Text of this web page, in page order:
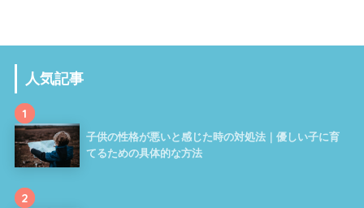
人気記事
1
子供の性格が悪いと感じた時の対処法｜優しい子に育
てるための具体的な方法
2